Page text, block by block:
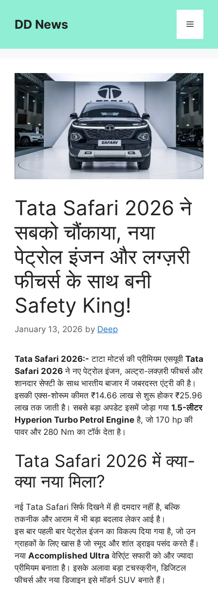
contentDD News Menu
Tata Safari 2026 ने
सबको चौंकाया, नया
पेट्रोल इंजन और लग्ज़री
फीचर्स के साथ बनी
Safety King!
January 13, 2026 by Deep
Tata Safari 2026:- टाटा मोटर्स की प्रीमियम एसयूवी Tata
Safari 2026 ने नए पेट्रोल इंजन, अल्ट्रा-लक्ज़री फीचर्स और
शानदार सेफ्टी के साथ भारतीय बाजार में जबरदस्त एंट्री की है।
इसकी एक्स-शोरूम कीमत ₹14.66 लाख से शुरू होकर ₹25.96
लाख तक जाती है। सबसे बड़ा अपडेट इसमें जोड़ा गया 1.5-लीटर
Hyperion Turbo Petrol Engine है, जो 170 hp की
पावर और 280 Nm का टॉर्क देता है।
Tata Safari 2026 में क्या-
क्या नया मिला?
नई Tata Safari सिर्फ दिखने में ही दमदार नहीं है, बल्कि
तकनीक और आराम में भी बड़ा बदलाव लेकर आई है।
इस बार पहली बार पेट्रोल इंजन का विकल्प दिया गया है, जो उन
ग्राहकों के लिए खास है जो स्मूद और शांत ड्राइव पसंद करते हैं।
नया Accomplished Ultra वेरिएंट सफारी को और ज्यादा
प्रीमियम बनाता है। इसके अलावा बड़ा टचस्क्रीन, डिजिटल
फीचर्स और नया डिजाइन इसे मॉडर्न SUV बनाते हैं।